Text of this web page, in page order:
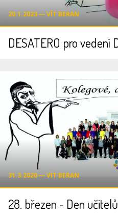
20.1.2023 ― VÍT BERAN
31.3.2020 ― VÍT BERAN
28. březen - Den učitelů